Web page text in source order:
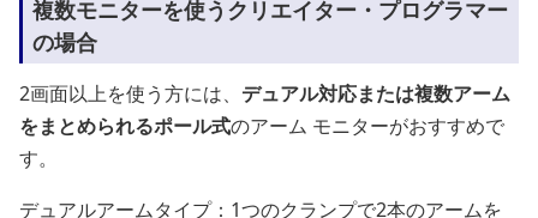
複数モニターを使うクリエイター・プログラマー
の場合
2画面以上を使う方には、 デュアル対応または複数アーム
をまとめられるポール式のアーム モニターがおすすめで
す。
デュアルアームタイプ：1つのクランプで2本のアームを